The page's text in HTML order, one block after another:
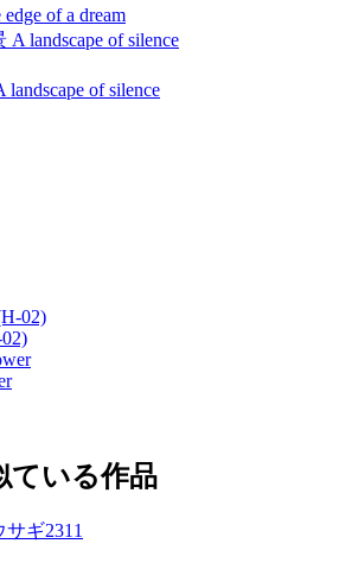
of a dream
of silence
ている作品